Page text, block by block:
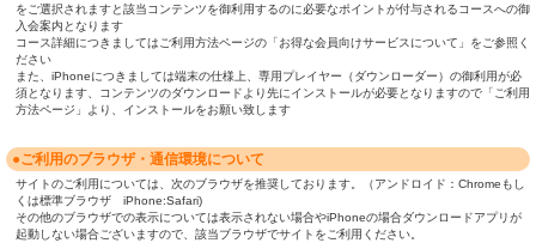
をご選択されますと該当コンテンツを御利用するのに必要なポイントが付与されるコースへの御
入会案内となります
コース詳細につきましてはご利用方法ページの「お得な会員向けサービスについて」をご参照く
ださい
また、iPhoneにつきましては端末の仕様上、専用プレイヤー（ダウンローダー）の御利用が必
須となります、コンテンツのダウンロードより先にインストールが必要となりますので「ご利用
方法ページ」より、インストールをお願い致します
●ご利用のブラウザ・通信環境について
サイトのご利用については、次のブラウザを推奨しております。（アンドロイド：Chromeもし
くは標準ブラウザ iPhone:Safari)
その他のブラウザでの表示については表示されない場合やiPhoneの場合ダウンロードアプリが
起動しない場合ございますので、該当ブラウザでサイトをご利用ください。